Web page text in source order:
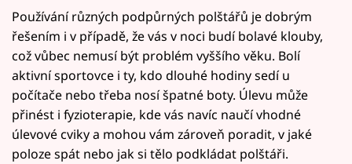
Používání různých podpůrných polštářů je dobrým
řešením i v případě, že vás v noci budí bolavé klouby,
což vůbec nemusí být problém vyššího věku. Bolí
aktivní sportovce i ty, kdo dlouhé hodiny sedí u
počítače nebo třeba nosí špatné boty. Úlevu může
přinést i fyzioterapie, kde vás navíc naučí vhodné
úlevové cviky a mohou vám zároveň poradit, v jaké
poloze spát nebo jak si tělo podkládat polštáři.